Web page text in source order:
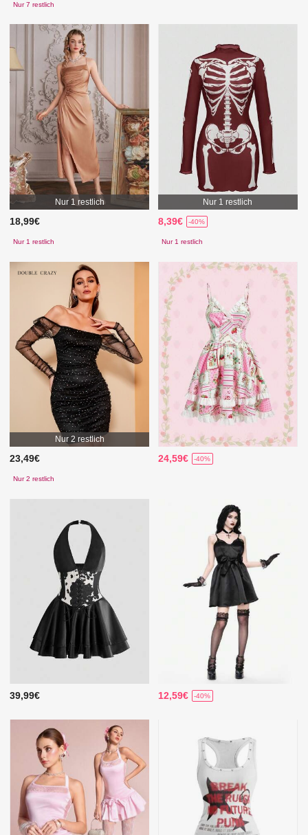
Nur 7 restlich
Nur 1 restlich
18,99€
Nur 1 restlich
Nur 1 restlich
8,39€ -40%
Nur 1 restlich
Nur 2 restlich
23,49€
Nur 2 restlich
24,59€ -40%
39,99€ 12,59€ -40%